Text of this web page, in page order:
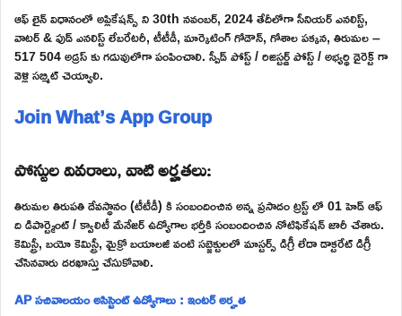
ఆఫ్ లైన్ విధానంలో అప్లికేషన్స్ ని 30th నవంబర్, 2024 తేదీలోగా సీనియర్ ఎనలిస్ట్,
వాటర్ & ఫుడ్ ఎనలిస్ట్ లేబరేటరీ, టీటీడీ, మార్కెటింగ్ గోడౌన్, గోశాల పక్కన, తిరుమల –
517 504 అడ్రస్ కు గడువులోగా పంపించాలి. స్పీడ్ పోస్ట్ / రిజిస్టర్డ్ పోస్ట్ / అభ్యర్థి డైరెక్ట్ గా
వెళ్లి సబ్మిట్ చెయ్యాలి.
Join What’s App Group
పోస్టుల వివరాలు, వాటి అర్హతలు:
తిరుమల తిరుపతి దేవస్థానం (టీటీడీ) కి సంబందించిన అన్న ప్రసాదం ట్రస్ట్ లో 01 హెడ్ ఆఫ్
ది డిపార్ట్మెంట్ / క్వాలిటీ మేనేజర్ ఉద్యోగాల భర్తీకి సంబందించిన నోటిఫికేషన్ జారీ చేశారు.
కెమిస్ట్రీ, బయో కెమిస్ట్రీ, మైక్రో బయాలజీ వంటి సబ్జెక్టులలో మాస్టర్స్ డిగ్రీ లేదా డాక్టరేట్ డిగ్రీ
చేసినవారు దరఖాస్తు చేసుకోవాలి.
AP సచివాలయం అసిస్టెంట్ ఉద్యోగాలు : ఇంటర్ అర్హత